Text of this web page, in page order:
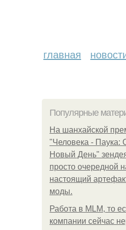
главная
Популярные
На шанхайской
"Человека - Паука:
Новый День"
просто очередной
настоящий
моды.
Работа в MLM, то
компании сейчас